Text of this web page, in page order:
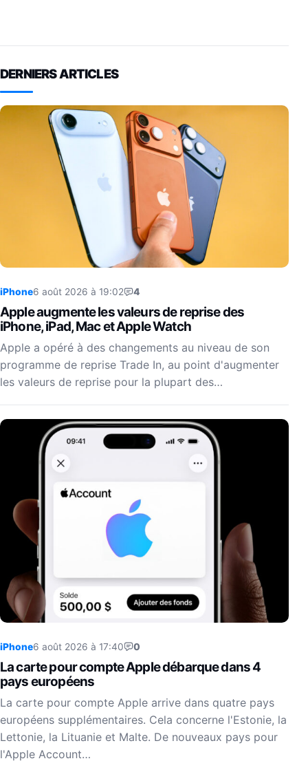
DERNIERS ARTICLES
iPhone6 août 2026 à 19:02 4
Apple augmente les valeurs de reprise des
iPhone, iPad, Mac et Apple Watch
Apple a opéré à des changements au niveau de son
programme de reprise Trade In, au point d'augmenter
les valeurs de reprise pour la plupart des…
iPhone6 août 2026 à 17:40 0
La carte pour compte Apple débarque dans 4
pays européens
La carte pour compte Apple arrive dans quatre pays
européens supplémentaires. Cela concerne l'Estonie, la
Lettonie, la Lituanie et Malte. De nouveaux pays pour
l'Apple Account…